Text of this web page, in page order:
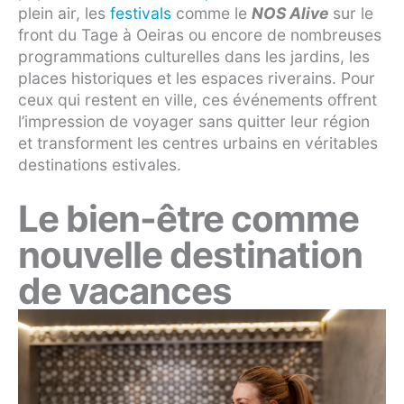
plein air, les festivals comme le NOS Alive sur le
front du Tage à Oeiras ou encore de nombreuses
programmations culturelles dans les jardins, les
places historiques et les espaces riverains. Pour
ceux qui restent en ville, ces événements offrent
l’impression de voyager sans quitter leur région
et transforment les centres urbains en véritables
destinations estivales.
Le bien-être comme
nouvelle destination
de vacances